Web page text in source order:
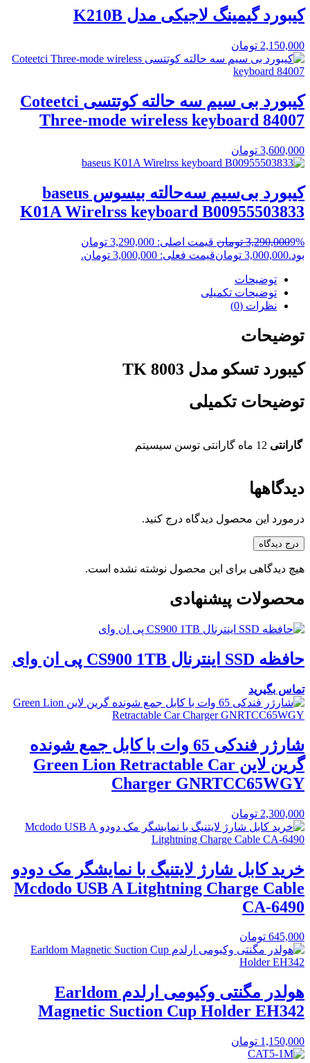
کیبورد گیمینگ لاجیکی مدل K210B
2,150,000 تومان
کیبورد بی سیم سه حالته کوتتسی Coteetci
Three-mode wireless keyboard 84007
3,600,000 تومان
کیبورد بی‌سیم سه‌حالته بیسوس baseus
K01A Wirelrss keyboard B00955503833
9%
3,290,000 تومان
قیمت اصلی: 3,290,000 تومان
بود.3,000,000 تومانقیمت فعلی: 3,000,000 تومان.
توضیحات
توضیحات تکمیلی
نظرات (0)
توضیحات
کیبورد تسکو مدل TK 8003
توضیحات تکمیلی
گارانتی 12 ماه گارانتی توسن سیسیتم
دیدگاهها
درمورد این محصول دیدگاه درج کنید.
درج دیدگاه
هیچ دیدگاهی برای این محصول نوشته نشده است.
محصولات پیشنهادی
حافظه SSD اینترنال CS900 1TB پی ان وای
تماس بگیرید
شارژر فندکی 65 وات با کابل جمع شونده
گرین لاین Green Lion Retractable Car
Charger GNRTCC65WGY
2,300,000 تومان
خرید کابل شارژ لایتنیگ با نمایشگر مک دودو
Mcdodo USB A Litghtning Charge Cable
CA-6490
645,000 تومان
هولدر مگنتی وکیومی ارلدم Earldom
Magnetic Suction Cup Holder EH342
1,150,000 تومان